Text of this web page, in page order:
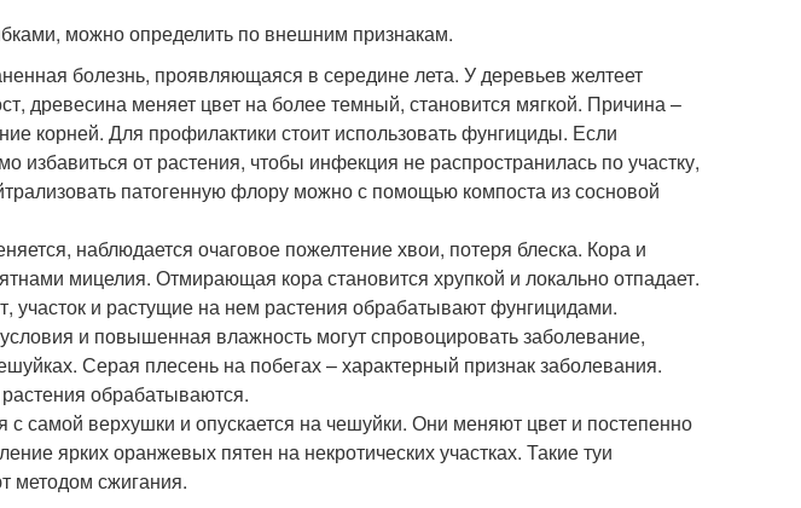
можно определить по внешним признакам.
болезнь, проявляющаяся в середине лета. У деревьев желтеет
древесина меняет цвет на более темный, становится мягкой. Причина –
корней. Для профилактики стоит использовать фунгициды. Если
избавиться от растения, чтобы инфекция не распространилась по участку,
патогенную флору можно с помощью компоста из сосновой
наблюдается очаговое пожелтение хвои, потеря блеска. Кора и
мицелия. Отмирающая кора становится хрупкой и локально отпадает.
участок и растущие на нем растения обрабатывают фунгицидами.
и повышенная влажность могут спровоцировать заболевание,
Серая плесень на побегах – характерный признак заболевания.
обрабатываются.
с самой верхушки и опускается на чешуйки. Они меняют цвет и постепенно
ярких оранжевых пятен на некротических участках. Такие туи
методом сжигания.